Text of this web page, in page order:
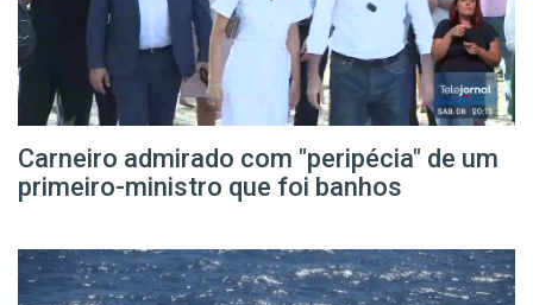
Carneiro admirado com "peripécia" de um
primeiro-ministro que foi banhos